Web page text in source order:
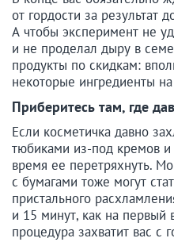
от гордости за результат
А чтобы эксперимент не
и не проделал дыру в
продукты по скидкам:
некоторые ингредиенты
Приберитесь там, где
Если косметичка давно
тюбиками из-под кремов
время ее перетряхнуть.
с бумагами тоже могут
пристального
и 15 минут, как на первый
процедура захватит вас с